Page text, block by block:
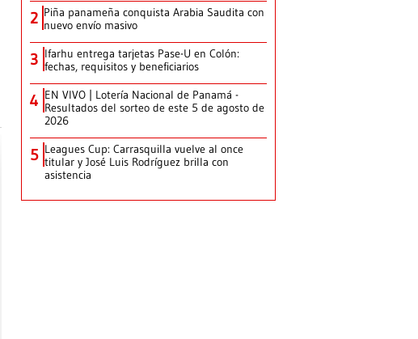
2 Piña panameña conquista Arabia Saudita con
nuevo envío masivo
3 Ifarhu entrega tarjetas Pase-U en Colón:
fechas, requisitos y beneficiarios
4 EN VIVO | Lotería Nacional de Panamá -
Resultados del sorteo de este 5 de agosto de
2026
5 Leagues Cup: Carrasquilla vuelve al once
titular y José Luis Rodríguez brilla con
asistencia